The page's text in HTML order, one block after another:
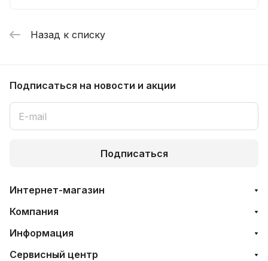
Назад к списку
Подписаться на новости и акции
Подписаться
Интернет-магазин
Компания
Информация
Сервисный центр